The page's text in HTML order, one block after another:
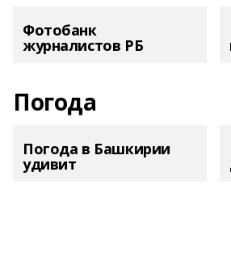
Фотобанк
журналистов РБ
Погода
Погода в Башкирии
удивит